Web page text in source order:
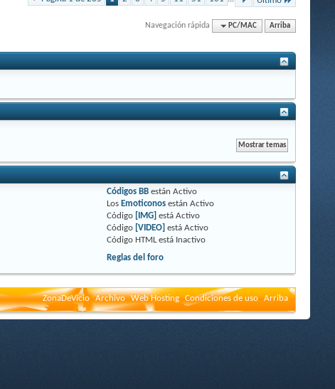
Navegación rápida PC/MAC Arriba
Códigos BB estánActivo
Los Emoticonos estánActivo
Código [IMG] estáActivo
Código [VIDEO] estáActivo
Código HTML está Inactivo
Reglas del foro
ZonaDeVicio Archivo Web Hosting Condiciones de uso Arriba